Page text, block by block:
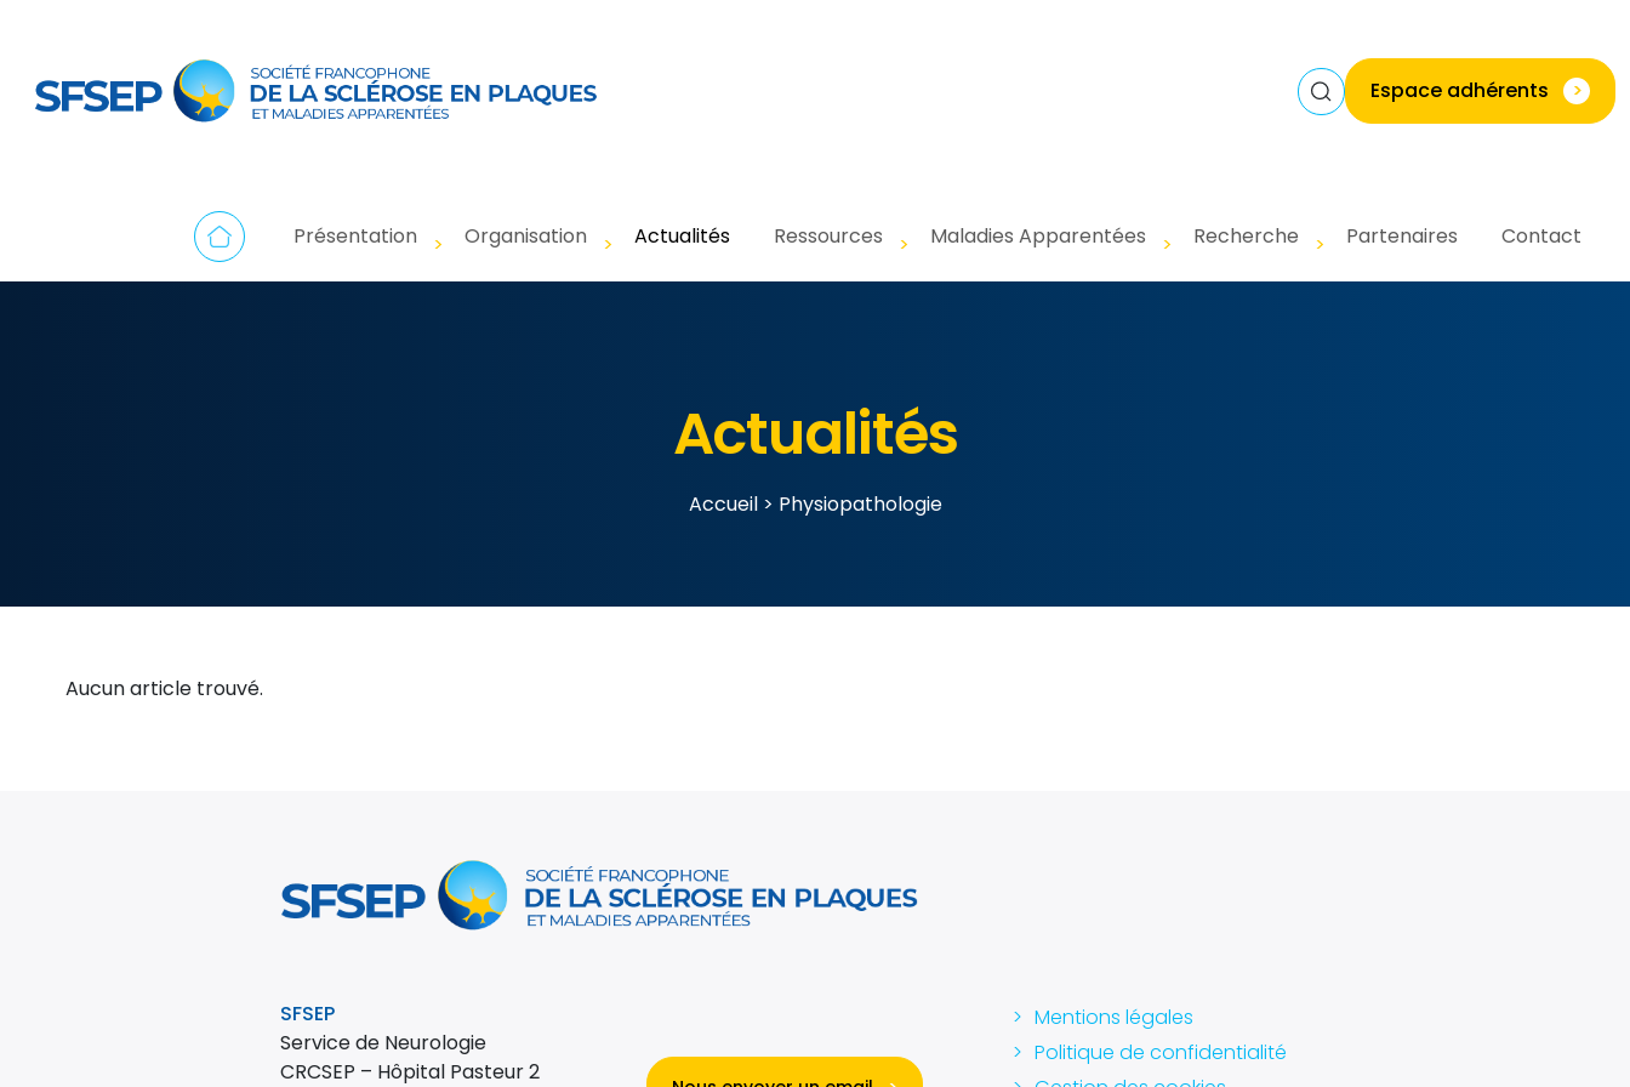
Espace adhérents >
Présentation Organisation Actualités Ressources Maladies Apparentées Recherche Partenaires Contact
Actualités
Accueil> Physiopathologie
Aucun article trouvé.
SFSEP
Service de Neurologie
CRCSEP – Hôpital Pasteur 2
Mentions légales
Politique de confidentialité